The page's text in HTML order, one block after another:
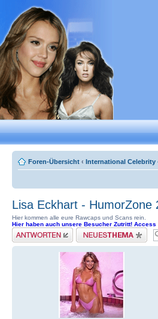
Foren-Übersicht ‹ International Celebrity
Lisa Eckhart -
Hier kommen alle eure Rawcaps und Scans rein.
Hier haben auch unsere Besucher Zutritt!
Antwort erstellen Neues Thema erstellen